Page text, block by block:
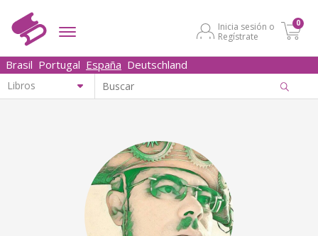
Inicia sesión o
Regístrate
0
Brasil Portugal España Deutschland